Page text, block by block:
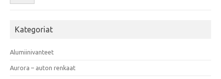
Kategoriat
Alumiinivanteet
Aurora – auton renkaat